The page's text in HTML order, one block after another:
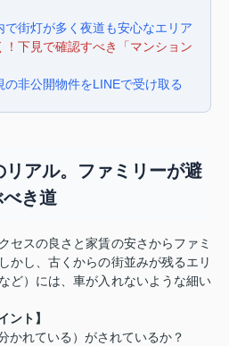
街灯が多く夜道も安心なエリア
下見で確認すべき「マンション
非公開物件をLINEで受け取る
アル。ファミリーが避
き道
セスの良さと家賃の安さからファミ
かし、古くからの街並みが残るエリ
ど）には、車が入れないような細い
ント】
かれている）がされているか？